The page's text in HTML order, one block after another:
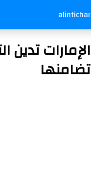
alintichar
الإمارات
تضامنها